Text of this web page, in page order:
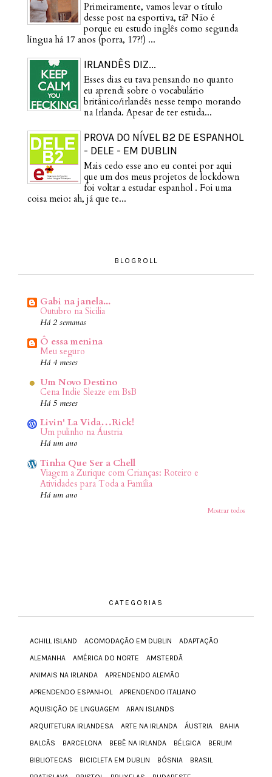
Primeiramente, vamos levar o título
desse post na esportiva, tá? Não é
porque eu estudo inglês como segunda
língua há 17 anos (porra, 17?!) ...
IRLANDÊS DIZ...
Esses dias eu tava pensando no quanto
eu aprendi sobre o vocabulário
britânico/irlandês nesse tempo morando
na Irlanda. Apesar de ter estuda...
PROVA DO NÍVEL B2 DE ESPANHOL
- DELE - EM DUBLIN
Mais cedo esse ano eu contei por aqui
que um dos meus projetos de lockdown
foi voltar a estudar espanhol . Foi uma
coisa meio: ah, já que te...
BLOGROLL
Gabi na janela...
Outubro na Sicilia
Há 2 semanas
Ô essa menina
Meu seguro
Há 4 meses
Um Novo Destino
Cena Indie Sleaze em BsB
Há 5 meses
Livin' La Vida…Rick!
Um pulinho na Áustria
Há um ano
Tinha Que Ser a Chell
Viagem a Zurique com Crianças: Roteiro e
Atividades para Toda a Família
Há um ano
Mostrar todos
CATEGORIAS
ACHILL ISLAND ACOMODAÇÃO EM DUBLIN
ADAPTAÇÃO
ALEMANHA
AMÉRICA DO NORTE
AMSTERDÃ
ANIMAIS NA IRLANDA
APRENDENDO ALEMÃO
APRENDENDO ESPANHOL
APRENDENDO ITALIANO
AQUISIÇÃO DE LINGUAGEM
ARAN ISLANDS
ARQUITETURA IRLANDESA
ARTE NA IRLANDA ÁUSTRIA
BAHIA
BALCÃS
BARCELONA BEBÊ NA IRLANDA BÉLGICA
BERLIM
BIBLIOTECAS
BICICLETA EM DUBLIN BÓSNIA
BRASIL